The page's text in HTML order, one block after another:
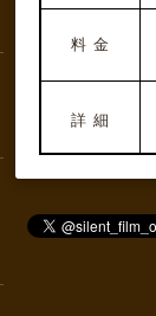
料 金
詳 細